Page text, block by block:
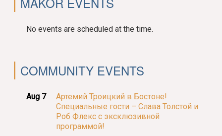
No events are scheduled at the time.
COMMUNITY EVENTS
Aug 7
Артемий Троицкий в Бостоне!
Специальные гости – Слава Толстой и
Роб Флекс с эксклюзивной
программой!